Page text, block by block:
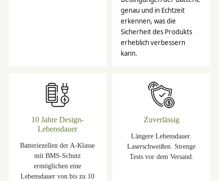
genau und in Echtzeit
erkennen, was die
Sicherheit des Produkts
erheblich verbessern
kann.
10 Jahre Design-
Lebensdauer
Batteriezellen der A-Klasse
mit BMS-Schutz
ermöglichen eine
Lebensdauer von bis zu 10
Zuverlässig
Längere Lebensdauer.
Laserschweißen. Strenge
Tests vor dem Versand.